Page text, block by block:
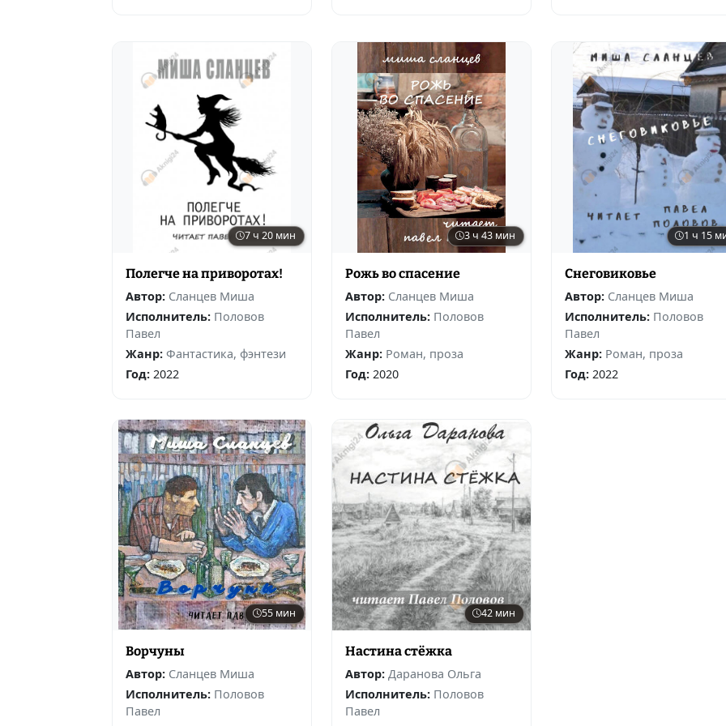
7 ч 20 мин
Полегче на приворотах!
Автор: Сланцев Миша
Исполнитель: Половов
Павел
Жанр: Фантастика, фэнтези
Год: 2022
3 ч 43 мин
Рожь во спасение
Автор: Сланцев Миша
Исполнитель: Половов
Павел
Жанр: Роман, проза
Год:2020
1 ч 15
Снеговиковье
Автор: Сланцев Миша
Исполнитель: Половов
Павел
Жанр: Роман, проза
Год:2022
55 мин
Ворчуны
Автор: Сланцев Миша
Исполнитель: Половов
Павел
42 мин
Настина стёжка
Автор: Даранова Ольга
Исполнитель: Половов
Павел